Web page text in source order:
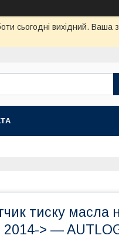
сьогодні вихідний.
тиску масла
2014-> —